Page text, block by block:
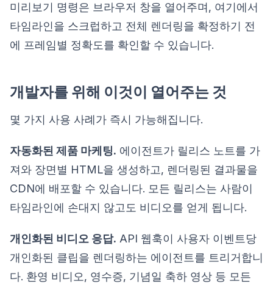
미리보기 명령은 브라우저 창을 열어주며, 여기에서
타임라인을 스크럽하고 전체 렌더링을 확정하기 전
에 프레임별 정확도를 확인할 수 있습니다.
개발자를 위해 이것이 열어주는 것
몇 가지 사용 사례가 즉시 가능해집니다.
자동화된 제품 마케팅. 에이전트가 릴리스 노트를 가
져와 장면별 HTML을 생성하고, 렌더링된 결과물을
CDN에 배포할 수 있습니다. 모든 릴리스는 사람이
타임라인에 손대지 않고도 비디오를 얻게 됩니다.
개인화된 비디오 응답. API 웹훅이 사용자 이벤트당
개인화된 클립을 렌더링하는 에이전트를 트리거합니
다. 환영 비디오, 영수증, 기념일 축하 영상 등 모든